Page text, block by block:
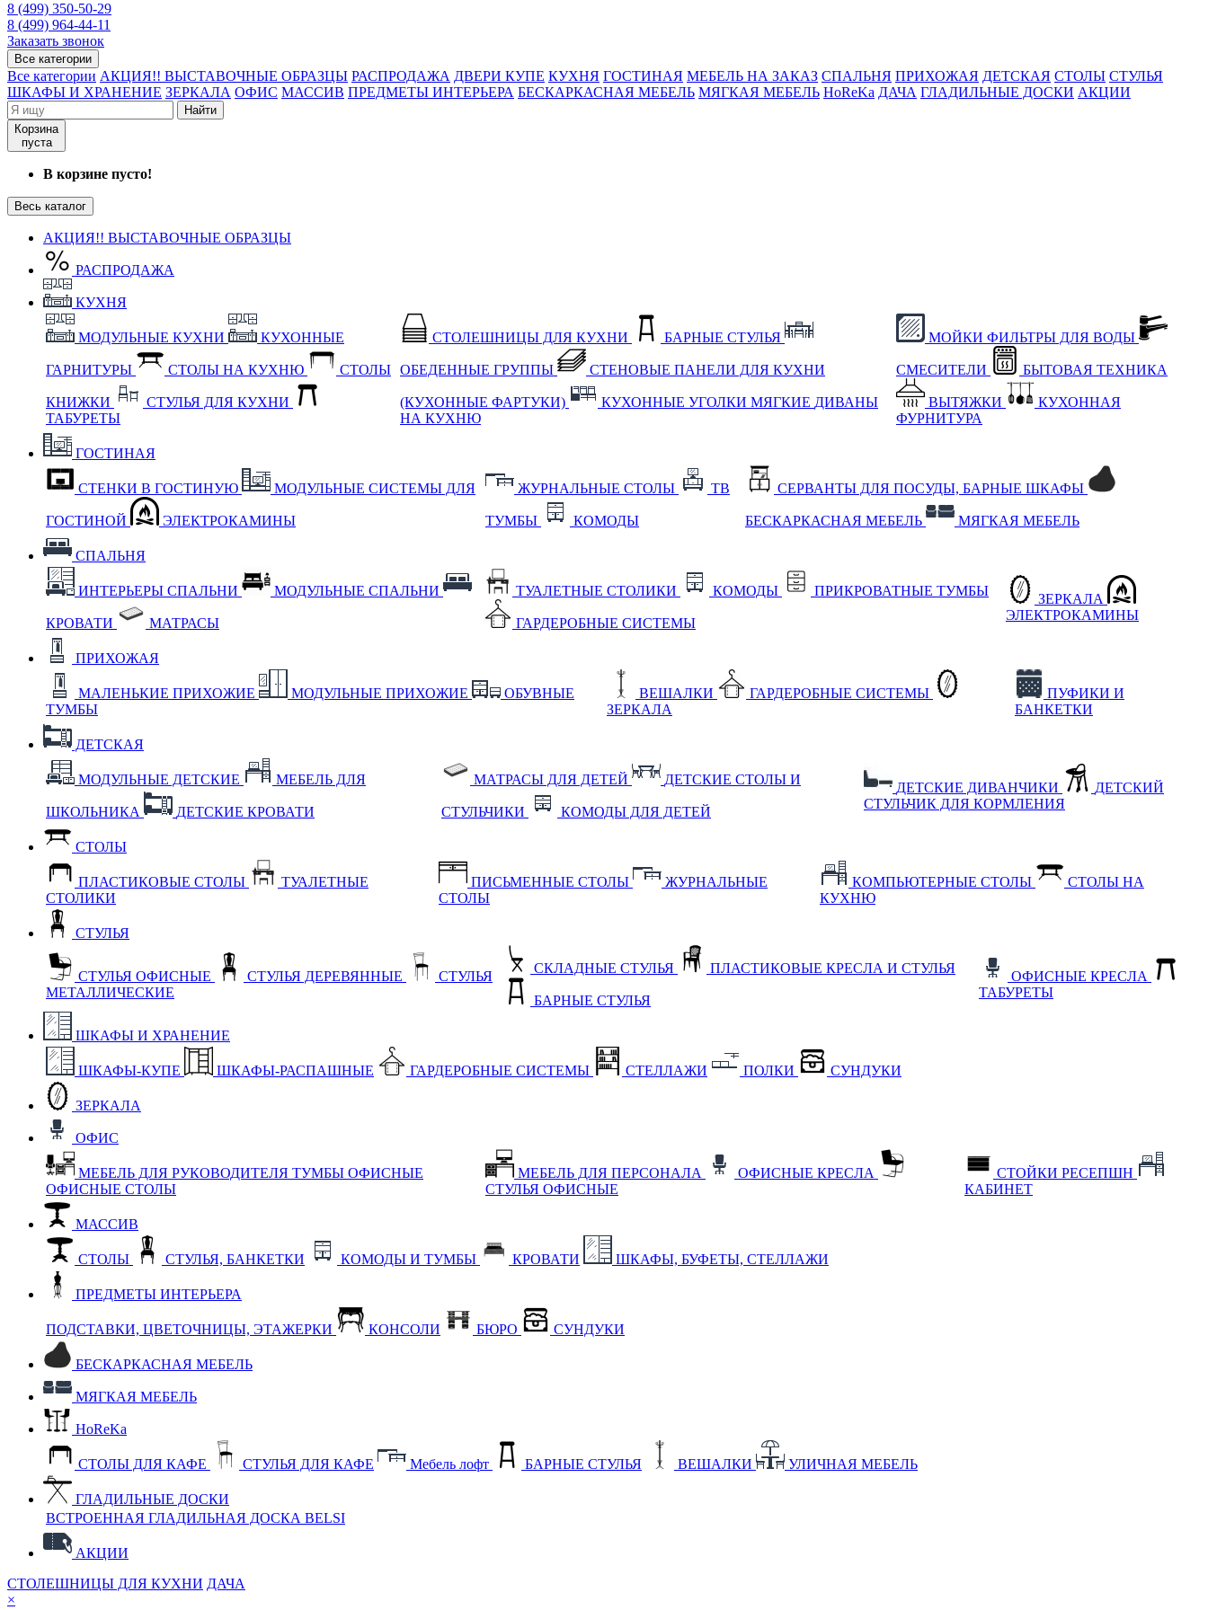
8 (499) 350-50-29
8 (499) 964-44-11
Заказать звонок
Все категории
Все категории АКЦИЯ!! ВЫСТАВОЧНЫЕ ОБРАЗЦЫ РАСПРОДАЖА ДВЕРИ КУПЕ КУХНЯ ГОСТИНАЯ МЕБЕЛЬ НА ЗАКАЗ СПАЛЬНЯ ПРИХОЖАЯ ДЕТСКАЯ СТОЛЫ СТУЛЬЯ
ШКАФЫ И ХРАНЕНИЕ ЗЕРКАЛА ОФИС МАССИВ ПРЕДМЕТЫ ИНТЕРЬЕРА БЕСКАРКАСНАЯ МЕБЕЛЬ МЯГКАЯ МЕБЕЛЬ HoReKa ДАЧА ГЛАДИЛЬНЫЕ ДОСКИ АКЦИИ
Найти
Корзина
пуста
В корзине пусто!
Весь каталог
АКЦИЯ!! ВЫСТАВОЧНЫЕ ОБРАЗЦЫ
РАСПРОДАЖА
КУХНЯ
МОДУЛЬНЫЕ КУХНИ КУХОННЫЕ
ГАРНИТУРЫ СТОЛЫ НА КУХНЮ СТОЛЫ
КНИЖКИ
СТУЛЬЯ ДЛЯ КУХНИ
ТАБУРЕТЫ
СТОЛЕШНИЦЫ ДЛЯ КУХНИ БАРНЫЕ СТУЛЬЯ
ОБЕДЕННЫЕ ГРУППЫ СТЕНОВЫЕ ПАНЕЛИ ДЛЯ КУХНИ
(КУХОННЫЕ ФАРТУКИ) КУХОННЫЕ УГОЛКИ МЯГКИЕ ДИВАНЫ
НА КУХНЮ
МОЙКИ ФИЛЬТРЫ ДЛЯ ВОДЫ
СМЕСИТЕЛИ БЫТОВАЯ ТЕХНИКА
ВЫТЯЖКИ
КУХОННАЯ
ФУРНИТУРА
ГОСТИНАЯ
СТЕНКИ В ГОСТИНУЮ МОДУЛЬНЫЕ СИСТЕМЫ ДЛЯ
ГОСТИНОЙ ЭЛЕКТРОКАМИНЫ
ЖУРНАЛЬНЫЕ СТОЛЫ ТВ
ТУМБЫ КОМОДЫ
СЕРВАНТЫ ДЛЯ ПОСУДЫ, БАРНЫЕ ШКАФЫ
БЕСКАРКАСНАЯ МЕБЕЛЬ МЯГКАЯ МЕБЕЛЬ
СПАЛЬНЯ
ИНТЕРЬЕРЫ СПАЛЬНИ МОДУЛЬНЫЕ СПАЛЬНИ
КРОВАТИ МАТРАСЫ
ТУАЛЕТНЫЕ СТОЛИКИ КОМОДЫ ПРИКРОВАТНЫЕ ТУМБЫ
ГАРДЕРОБНЫЕ СИСТЕМЫ
ЗЕРКАЛА
ЭЛЕКТРОКАМИНЫ
ПРИХОЖАЯ
МАЛЕНЬКИЕ ПРИХОЖИЕ МОДУЛЬНЫЕ ПРИХОЖИЕ
ОБУВНЫЕ
ТУМБЫ
ВЕШАЛКИ
ГАРДЕРОБНЫЕ СИСТЕМЫ
ЗЕРКАЛА
ПУФИКИ И
БАНКЕТКИ
ДЕТСКАЯ
МОДУЛЬНЫЕ ДЕТСКИЕ МЕБЕЛЬ ДЛЯ
ШКОЛЬНИКА ДЕТСКИЕ КРОВАТИ
МАТРАСЫ ДЛЯ ДЕТЕЙ ДЕТСКИЕ СТОЛЫ И
СТУЛЬЧИКИ КОМОДЫ ДЛЯ ДЕТЕЙ
ДЕТСКИЕ ДИВАНЧИКИ
ДЕТСКИЙ
СТУЛЬЧИК ДЛЯ КОРМЛЕНИЯ
СТОЛЫ
ПЛАСТИКОВЫЕ СТОЛЫ
ТУАЛЕТНЫЕ
СТОЛИКИ
ПИСЬМЕННЫЕ СТОЛЫ
ЖУРНАЛЬНЫЕ
СТОЛЫ
КОМПЬЮТЕРНЫЕ СТОЛЫ
СТОЛЫ НА
КУХНЮ
СТУЛЬЯ
СТУЛЬЯ ОФИСНЫЕ СТУЛЬЯ ДЕРЕВЯННЫЕ
СТУЛЬЯ
МЕТАЛЛИЧЕСКИЕ
СКЛАДНЫЕ СТУЛЬЯ ПЛАСТИКОВЫЕ КРЕСЛА И СТУЛЬЯ
БАРНЫЕ СТУЛЬЯ
ОФИСНЫЕ КРЕСЛА
ТАБУРЕТЫ
ШКАФЫ И ХРАНЕНИЕ
ШКАФЫ-КУПЕ ШКАФЫ-РАСПАШНЫЕ ГАРДЕРОБНЫЕ СИСТЕМЫ СТЕЛЛАЖИ ПОЛКИ СУНДУКИ
ЗЕРКАЛА
ОФИС
МЕБЕЛЬ ДЛЯ РУКОВОДИТЕЛЯ ТУМБЫ ОФИСНЫЕ
ОФИСНЫЕ СТОЛЫ
МЕБЕЛЬ ДЛЯ ПЕРСОНАЛА
ОФИСНЫЕ КРЕСЛА
СТУЛЬЯ ОФИСНЫЕ
СТОЙКИ РЕСЕПШН
КАБИНЕТ
МАССИВ
СТОЛЫ СТУЛЬЯ, БАНКЕТКИ КОМОДЫ И ТУМБЫ КРОВАТИ ШКАФЫ, БУФЕТЫ, СТЕЛЛАЖИ
ПРЕДМЕТЫ ИНТЕРЬЕРА
ПОДСТАВКИ, ЦВЕТОЧНИЦЫ, ЭТАЖЕРКИ КОНСОЛИ БЮРО СУНДУКИ
БЕСКАРКАСНАЯ МЕБЕЛЬ
МЯГКАЯ МЕБЕЛЬ
HoReKa
СТОЛЫ ДЛЯ КАФЕ СТУЛЬЯ ДЛЯ КАФЕ Мебель лофт БАРНЫЕ СТУЛЬЯ ВЕШАЛКИ УЛИЧНАЯ МЕБЕЛЬ
ГЛАДИЛЬНЫЕ ДОСКИ
ВСТРОЕННАЯ ГЛАДИЛЬНАЯ ДОСКА BELSI
АКЦИИ
СТОЛЕШНИЦЫ ДЛЯ КУХНИ ДАЧА
×